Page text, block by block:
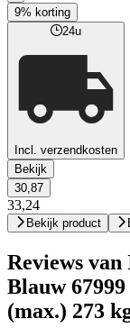
9% korting
24u
Incl. verzendkosten
Bekijk
30,87
33,24
Bekijk product
Reviews
Blauw
(max.) 273